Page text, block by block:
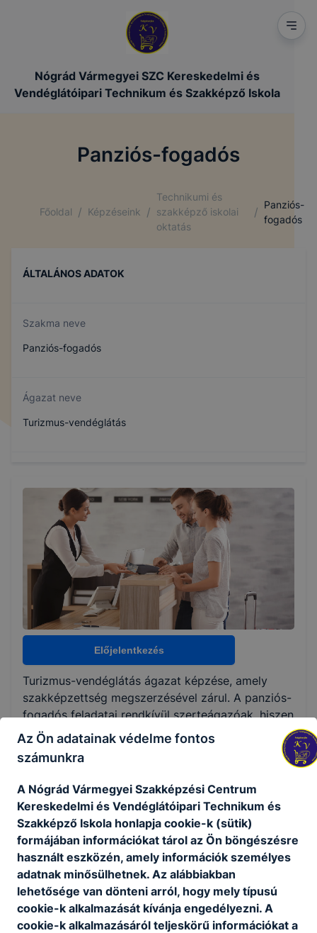
Nógrád Vármegyei SZC Kereskedelmi és
Vendéglátóipari Technikum és Szakképző Iskola
Panziós-fogadós
Főoldal / Képzéseink /
Technikumi és
szakképző iskolai
oktatás
/
Panziós-
fogadós
ÁLTALÁNOS ADATOK
Szakma neve
Panziós-fogadós
Ágazat neve
Turizmus-vendéglátás
410132303
Képzés időtartama
3 év
Választható szakmairányok:
Nem válaszható
KKK/PTT
KKK letöltése (pdf)
Nem
Előjelentkezés
Turizmus-vendéglátás ágazat képzése, amely
szakképzettség megszerzésével zárul. A panziós-
fogadós feladatai rendkívül szerteágazóak, hiszen
a szakma óriási fejlődésen ment és megy
keresztül napjainkban is. A szakma szépsége,
hogy a turizmus szereplőinek igényeit szolgálja ki.
A panziós-fogadós óriási felelősséggel van
felruházva, hiszen rendkívül sok feladatot kell egy
személyben ellátnia.
Ajánlott minden fiatal számára, aki a
vendéglátásban találja meg azokat a kihívásokat,
amelyek érdeklik. Szereti a vendégeket, a
turisztikai-vendéglátó tevékenységet hosszú távra
tervezi.
Az Ön adatainak védelme fontos
számunkra
A Nógrád Vármegyei Szakképzési Centrum
Kereskedelmi és Vendéglátóipari Technikum és
Szakképző Iskola honlapja cookie-k (sütik)
formájában információkat tárol az Ön böngészésre
használt eszközén, amely információk személyes
adatnak minősülhetnek. Az alábbiakban
lehetősége van dönteni arról, hogy mely típusú
cookie-k alkalmazását kívánja engedélyezni. A
cookie-k alkalmazásáról teljeskörű információkat a